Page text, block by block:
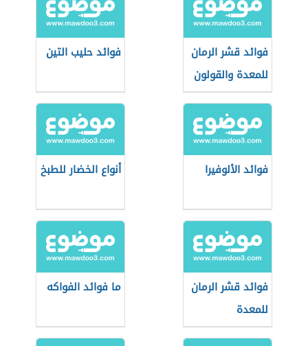
فوائد قشر الرمان
للمعدة والقولون
فوائد حليب التين
فوائد الألوفيرا أنواع الخضار للطبخ
فوائد قشر الرمان
للمعدة
ما فوائد الفواكه